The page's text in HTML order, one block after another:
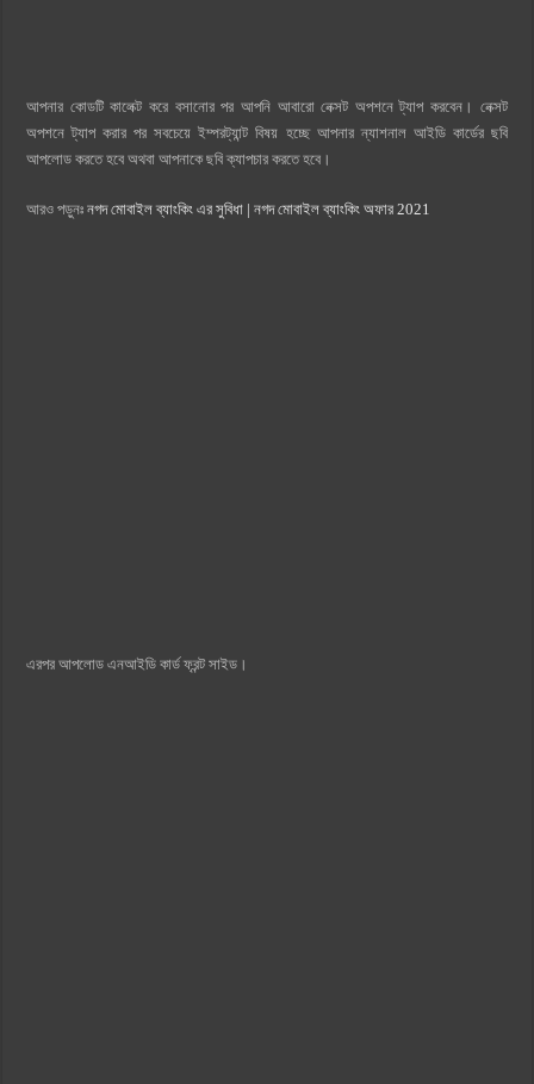
আপনার কোডটি কালেক্ট করে বসানোর পর আপনি আবারো নেক্সট অপশনে ট্যাপ করবেন। নেক্সট
অপশনে ট্যাপ করার পর সবচেয়ে ইম্পরট্যান্ট বিষয় হচ্ছে আপনার ন্যাশনাল আইডি কার্ডের ছবি
আপলোড করতে হবে অথবা আপনাকে ছবি ক্যাপচার করতে হবে।
আরও পড়ুনঃনগদ মোবাইল ব্যাংকিং এর সুবিধা | নগদ মোবাইল ব্যাংকিং অফার 2021
এরপর আপলোড এনআইডি কার্ড ফ্রন্ট সাইড।